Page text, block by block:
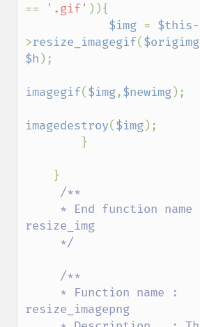
==
'.gif' )){
$img = $this-
>resize_imagegif($origimg
$h );
imagegif($img,$newimg);
imagedestroy($img);
/**
resize_img
resize_imagepng